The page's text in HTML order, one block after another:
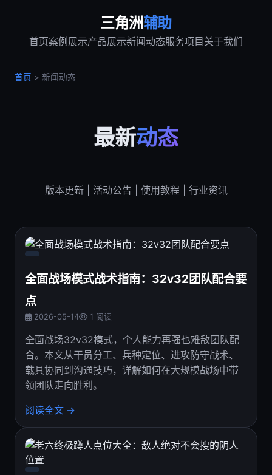
三角洲辅助
首页案例展示产品展示新闻动态服务项目 关于我们
首页 > 新闻动态
最新动态
版本更新 | 活动公告 | 使用教程 | 行业资讯
全面战场模式战术指南：32v32团队配合要
点
2026-05-14 1 阅读
全面战场32v32模式，个人能力再强也难敌团队配
合。本文从干员分工、兵种定位、进攻防守战术、
载具协同到沟通技巧，详解如何在大规模战场中带
领团队走向胜利。
阅读全文 →